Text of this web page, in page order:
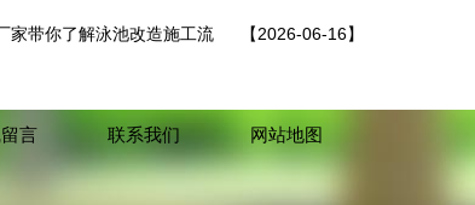
【2026-06-16】
家带你了解泳池改造施工流
言 联系我们 网站地图